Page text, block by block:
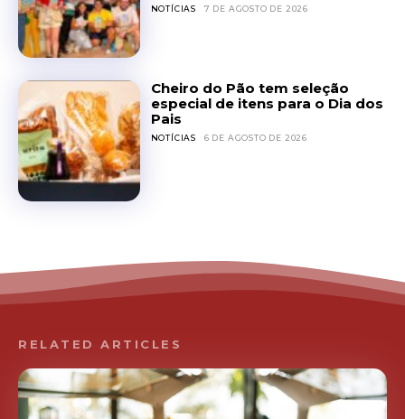
NOTÍCIAS 7 DE AGOSTO DE 2026
Cheiro do Pão tem seleção
especial de itens para o Dia dos
Pais
NOTÍCIAS 6 DE AGOSTO DE 2026
RELATED ARTICLES